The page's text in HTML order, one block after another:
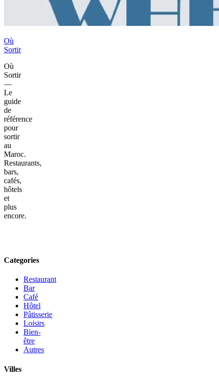
Où
Sortir
Où
Sortir
—
Le
guide
de
référence
pour
sortir
au
Maroc.
Restaurants,
bars,
cafés,
hôtels
et
plus
encore.
Categories
Restaurant
Bar
Café
Hôtel
Pâtisserie
Loisirs
Bien-
être
Autres
Villes